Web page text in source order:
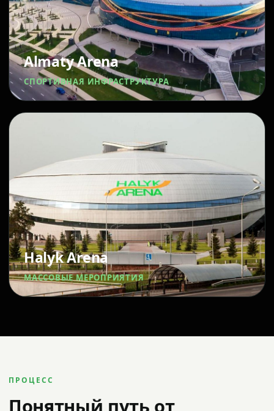
Almaty Arena
СПОРТИВНАЯ ИНФРАСТРУКТУРА
Halyk Arena
МАССОВЫЕ МЕРОПРИЯТИЯ
ПРОЦЕСС
Понятный путь от